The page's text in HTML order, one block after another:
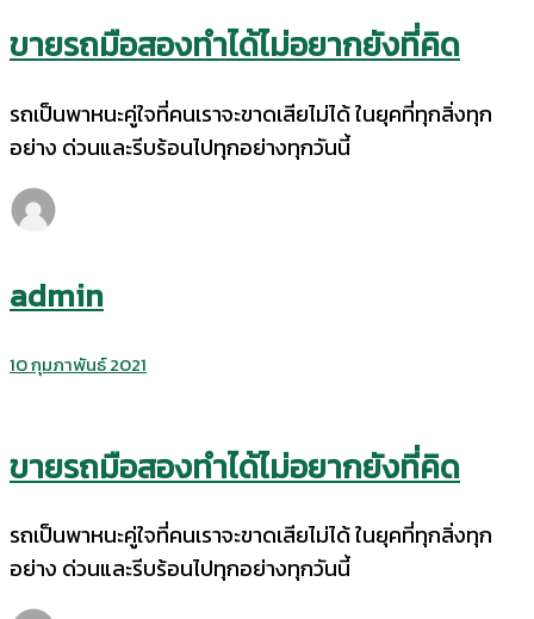
ขายรถมือสองทำได้ไม่อยากยังที่คิด
รถเป็นพาหนะคู่ใจที่คนเราจะขาดเสียไม่ได้ ในยุคที่ทุกสิ่งทุก
อย่าง ด่วนและรีบร้อนไปทุกอย่างทุกวันนี้
admin
10 กุมภาพันธ์ 2021
ขายรถมือสองทำได้ไม่อยากยังที่คิด
รถเป็นพาหนะคู่ใจที่คนเราจะขาดเสียไม่ได้ ในยุคที่ทุกสิ่งทุก
อย่าง ด่วนและรีบร้อนไปทุกอย่างทุกวันนี้